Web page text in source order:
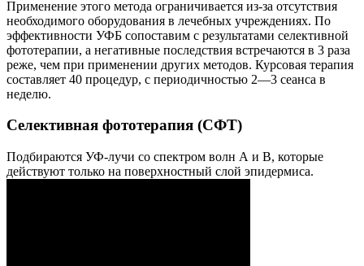
Применение этого метода ограничивается из-за отсутствия
необходимого оборудования в лечебных учреждениях. По
эффективности УФБ сопоставим с результатами селективной
фототерапии, а негативные последствия встречаются в 3 раза
реже, чем при применении других методов. Курсовая терапия
составляет 40 процедур, с периодичностью 2—3 сеанса в
неделю.
Селективная фототерапия (СФТ)
Подбираются УФ-лучи со спектром волн А и В, которые
действуют только на поверхностный слой эпидермиса.